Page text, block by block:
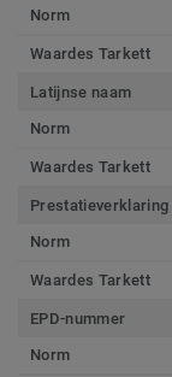
Norm
Waardes Tarkett
Latijnse naam
Norm
Waardes Tarkett
Prestatieverklaring
Norm
Waardes Tarkett
EPD-nummer
Norm